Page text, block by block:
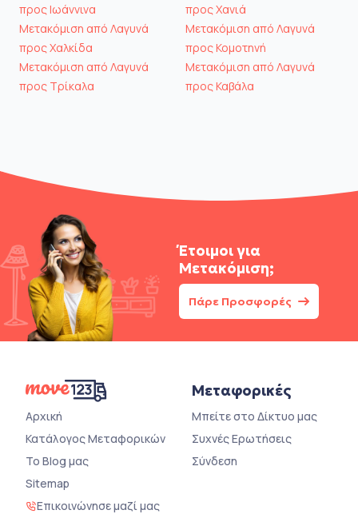
προς Ιωάννινα
Μετακόμιση από Λαγυνά
προς Χαλκίδα
Μετακόμιση από Λαγυνά
προς Τρίκαλα
προς Χανιά
Μετακόμιση από Λαγυνά
προς Κομοτηνή
Μετακόμιση από Λαγυνά
προς Καβάλα
Έτοιμοι για
Μετακόμιση;
Πάρε Προσφορές
Αρχική
Κατάλογος Μεταφορικών
Το Blog μας
Sitemap
Επικοινώνησε μαζί μας
Μεταφορικές
Μπείτε στο Δίκτυο μας
Συχνές Ερωτήσεις
Σύνδεση